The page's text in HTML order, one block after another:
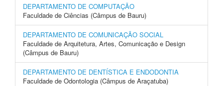
DEPARTAMENTO DE COMPUTAÇÃO
Faculdade de Ciências (Câmpus de Bauru)
DEPARTAMENTO DE COMUNICAÇÃO SOCIAL
Faculdade de Arquitetura, Artes, Comunicação e Design
(Câmpus de Bauru)
DEPARTAMENTO DE DENTÍSTICA E ENDODONTIA
Faculdade de Odontologia (Câmpus de Araçatuba)